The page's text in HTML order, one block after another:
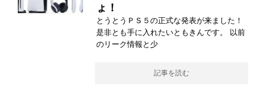
ょ！
とうとうＰＳ５の正式な発表が来ました！
是非とも手に入れたいともきんです。 以前
のリーク情報と少
記事を読む